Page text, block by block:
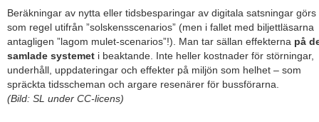
Beräkningar av nytta eller tidsbesparingar av digitala satsningar görs
som regel utifrån ”solskensscenarios” (men i fallet med biljettläsarna
antagligen ”lagom mulet-scenarios”!). Man tar sällan effekterna på
samlade systemet i beaktande. Inte heller kostnader för störningar,
underhåll, uppdateringar och effekter på miljön som helhet – som
spräckta tidsscheman och argare resenärer för bussförarna.
(Bild: SL under CC-licens)